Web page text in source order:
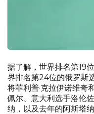
据了解，世界排名第19
界排名第24位的俄罗斯
将菲利普·克拉伊诺维奇
佩尔、意大利选手洛伦
纳，以及去年的阿斯塔